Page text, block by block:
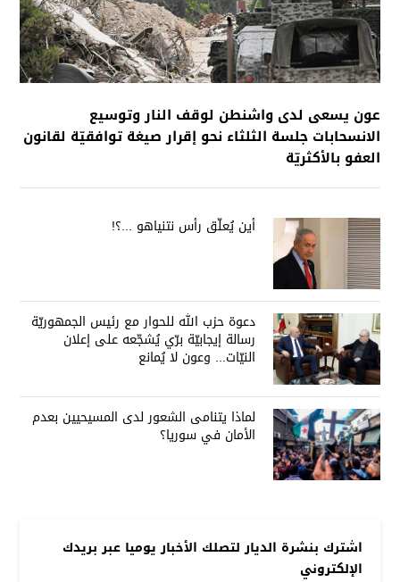
عون يسعى لدى واشنطن لوقف النار وتوسيع
الانسحابات جلسة الثلثاء نحو إقرار صيغة توافقيّة لقانون
العفو بالأكثريّة
أين يُعلّق رأس نتنياهو ...؟!
دعوة حزب الله للحوار مع رئيس الجمهوريّة
رسالة إيجابيّة برّي يُشجّعه على إعلان
النيّات... وعون لا يُمانع
لماذا يتنامى الشعور لدى المسيحيين بعدم
الأمان في سوريا؟
اشترك بنشرة الديار لتصلك الأخبار يوميا عبر بريدك
الإلكتروني